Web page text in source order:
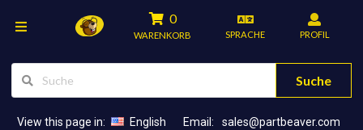
0
WARENKORB SPRACHE PROFIL
Suche
View this page in: English Email: sales@partbeaver.com